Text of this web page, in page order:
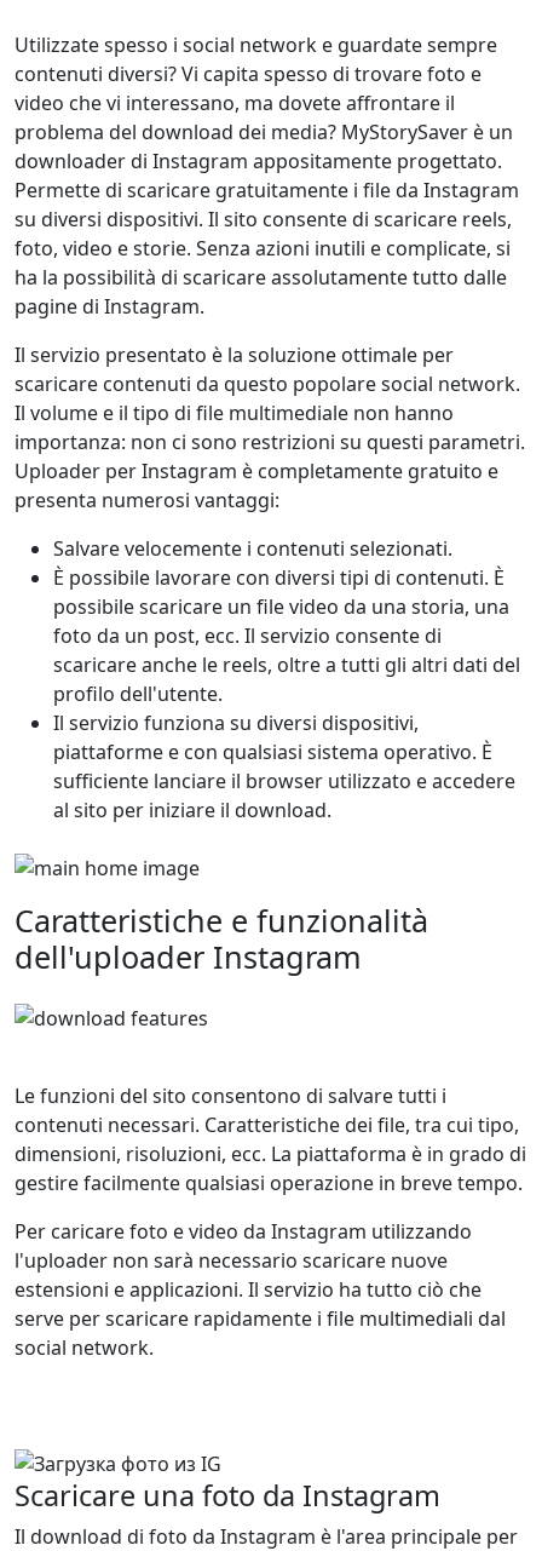
Utilizzate spesso i social network e guardate sempre
contenuti diversi? Vi capita spesso di trovare foto e
video che vi interessano, ma dovete affrontare il
problema del download dei media? MyStorySaver è un
downloader di Instagram appositamente progettato.
Permette di scaricare gratuitamente i file da Instagram
su diversi dispositivi. Il sito consente di scaricare reels,
foto, video e storie. Senza azioni inutili e complicate, si
ha la possibilità di scaricare assolutamente tutto dalle
pagine di Instagram.
Il servizio presentato è la soluzione ottimale per
scaricare contenuti da questo popolare social network.
Il volume e il tipo di file multimediale non hanno
importanza: non ci sono restrizioni su questi parametri.
Uploader per Instagram è completamente gratuito e
presenta numerosi vantaggi:
Salvare velocemente i contenuti selezionati.
È possibile lavorare con diversi tipi di contenuti. È
possibile scaricare un file video da una storia, una
foto da un post, ecc. Il servizio consente di
scaricare anche le reels, oltre a tutti gli altri dati del
profilo dell'utente.
Il servizio funziona su diversi dispositivi,
piattaforme e con qualsiasi sistema operativo. È
sufficiente lanciare il browser utilizzato e accedere
al sito per iniziare il download.
Caratteristiche e funzionalità
dell'uploader Instagram
Le funzioni del sito consentono di salvare tutti i
contenuti necessari. Caratteristiche dei file, tra cui tipo,
dimensioni, risoluzioni, ecc. La piattaforma è in grado di
gestire facilmente qualsiasi operazione in breve tempo.
Per caricare foto e video da Instagram utilizzando
l'uploader non sarà necessario scaricare nuove
estensioni e applicazioni. Il servizio ha tutto ciò che
serve per scaricare rapidamente i file multimediali dal
social network.
Scaricare una foto da Instagram
Il download di foto da Instagram è l'area principale per